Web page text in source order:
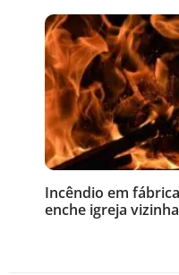
Incêndio em
enche igreja